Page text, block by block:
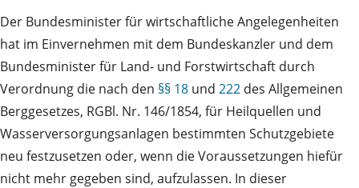
Der Bundesminister für wirtschaftliche Angelegenheiten
hat im Einvernehmen mit dem Bundeskanzler und dem
Bundesminister für Land- und Forstwirtschaft durch
Verordnung die nach den §§ 18 und 222 des Allgemeinen
Berggesetzes, RGBl. Nr. 146/1854, für Heilquellen und
Wasserversorgungsanlagen bestimmten Schutzgebiete
neu festzusetzen oder, wenn die Voraussetzungen hiefür
nicht mehr gegeben sind, aufzulassen. In dieser